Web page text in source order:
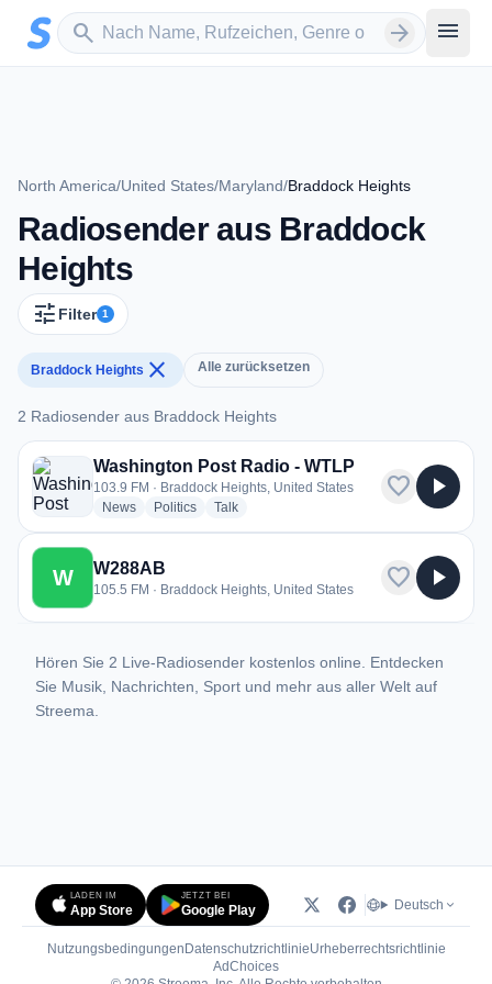
Zum Hauptinhalt springen
search
Sender suchen arrow_forward menu
North America/United States/Maryland/Braddock Heights
Radiosender aus Braddock
Heights
tune Filter 1
Braddock Heights close Alle zurücksetzen
2 Radiosender aus Braddock Heights
2 Radiosender aus Braddock Heights
Washington Post Radio - WTLP
103.9 FM · Braddock Heights, United States
Newsradio stations
Politicsradio stations
Talkradio stations
favorite play_arrow
W W288AB
105.5 FM · Braddock Heights, United States favorite play_arrow
Hören Sie 2 Live-Radiosender kostenlos online. Entdecken
Sie Musik, Nachrichten, Sport und mehr aus aller Welt auf
Streema.
LADEN IM
App Store
JETZT BEI
Google Play Deutsch
Nutzungsbedingungen DatenschutzrichtlinieUrheberrechtsrichtlinie
AdChoices(öffnet in neuem Tab)